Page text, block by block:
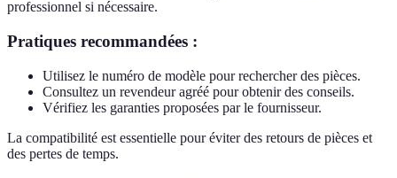
professionnel si nécessaire.
Pratiques recommandées :
Utilisez le numéro de modèle pour rechercher des pièces.
Consultez un revendeur agréé pour obtenir des conseils.
Vérifiez les garanties proposées par le fournisseur.
La compatibilité est essentielle pour éviter des retours de pièces et
des pertes de temps.